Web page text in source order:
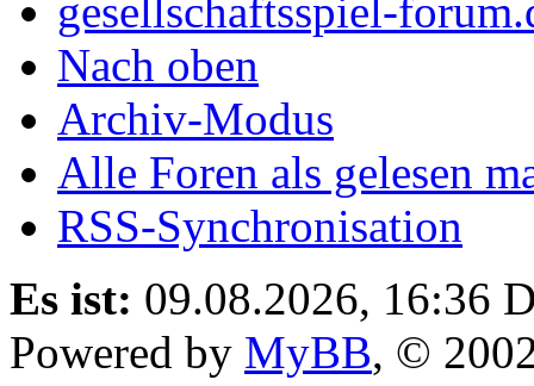
gesellschaftsspiel-
Nach oben
Archiv-Modus
Alle Foren als gelesen
RSS-Synchronisation
Es ist: 09.08.2026, 16:36
Powered by MyBB, ©